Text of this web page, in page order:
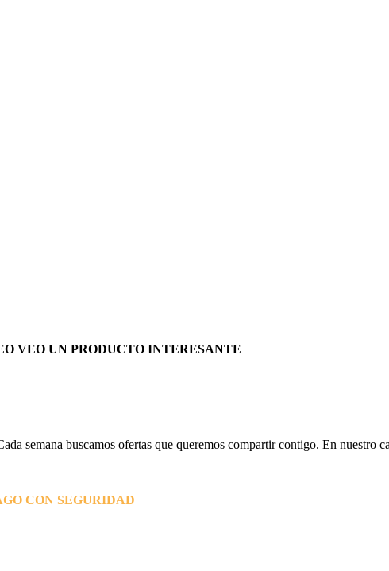
VEO UN PRODUCTO INTERESANTE
semana buscamos ofertas que queremos compartir contigo. En nuestro
CON SEGURIDAD